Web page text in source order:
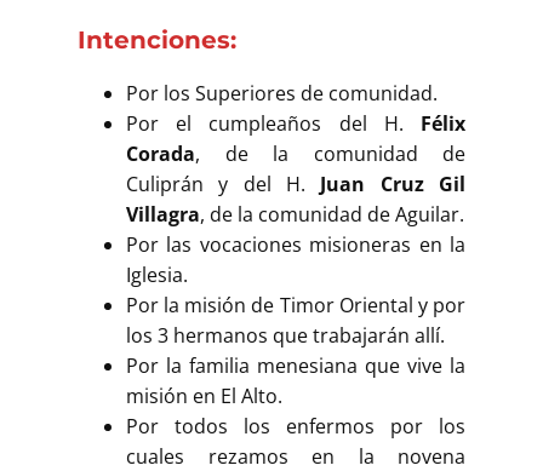
Intenciones:
Por los Superiores de comunidad.
Por el cumpleaños del H. Félix
Corada, de la comunidad de
Culiprán y del H. Juan Cruz Gil
Villagra, de la comunidad de Aguilar.
Por las vocaciones misioneras en la
Iglesia.
Por la misión de Timor Oriental y por
los 3 hermanos que trabajarán allí.
Por la familia menesiana que vive la
misión en El Alto.
Por todos los enfermos por los
cuales rezamos en la novena